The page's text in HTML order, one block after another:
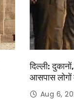
दिल्ली:
आसपास
Aug 6,